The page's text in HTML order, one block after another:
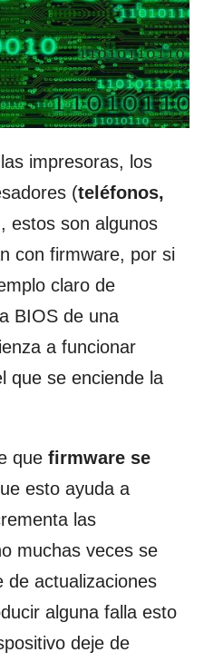
impresoras, los
(teléfonos,
, estos son algunos
con firmware, por si
claro de
BIOS de una
a funcionar
que se enciende la
que firmware se
esto ayuda a
las
muchas veces se
de actualizaciones
alguna falla esto
deje de